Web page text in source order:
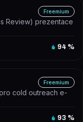
Freemium
Review) prezentace
94 %
Freemium
cold outreach e-
93 %